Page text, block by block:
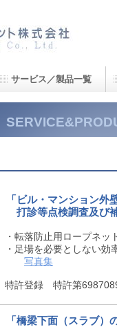
「ビル・マンション外
打診等点検調査及び
・転落防止用ロープネ
・足場を必要としない効
写真集
特許登録 特許第
「橋梁下面（スラブ）
サービス／製品一覧